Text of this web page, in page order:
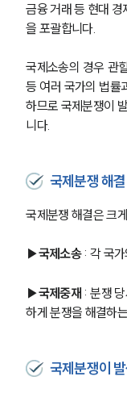
금융 거래 등 현대
을 포괄합니다.
국제소송의 경우 관
등 여러 국가의 법률
하므로 국제분쟁이
니다.
국제분쟁 해
국제분쟁 해결은 크
▶국제소송 : 각 국가
▶국제중재 : 분쟁
하게 분쟁을 해결하
국제분쟁이